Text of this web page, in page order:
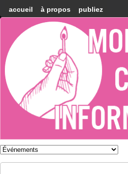
accueil à propos publiez
Montréal
Counter-
information